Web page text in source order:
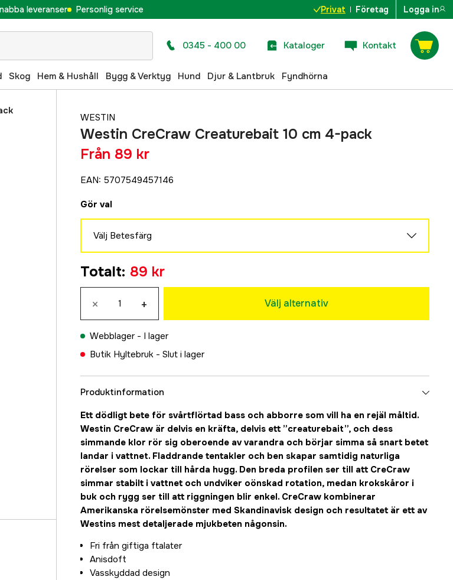
leveranser Personlig service Privat Företag Logga in
0345 - 400 00 Kataloger Kontakt
Skog Hem & Hushåll Bygg & Verktyg Hund Djur & Lantbruk Fyndhörna
WESTIN
Westin CreCraw Creaturebait 10 cm 4-pack
Från 89 kr
EAN: 5707549457146
Gör val
Välj Betesfärg
89 kr
89 kr
89 kr
Motoroil Pepper
89 kr
Glow White
Black/Chartreuse
89 kr
Green Pumpkin Purple
89 kr
Totalt: 89 kr
× + Välj alternativ
Webblager - I lager
Butik Hyltebruk - Slut i lager
Produktinformation
Ett dödligt bete för svårtflörtad bass och abborre som vill ha en rejäl måltid.
Westin CreCraw är delvis en kräfta, delvis ett ”creaturebait”, och dess
simmande klor rör sig oberoende av varandra och börjar simma så snart betet
landar i vattnet. Fladdrande tentakler och ben skapar samtidig naturliga
rörelser som lockar till hårda hugg. Den breda profilen ser till att CreCraw
simmar stabilt i vattnet och undviker oönskad rotation, medan krokskåror i
buk och rygg ser till att riggningen blir enkel. CreCraw kombinerar
Amerikanska rörelsemönster med Skandinavisk design och resultatet är ett av
Westins mest detaljerade mjukbeten någonsin.
Fri från giftiga ftalater
Anisdoft
Vasskyddad design